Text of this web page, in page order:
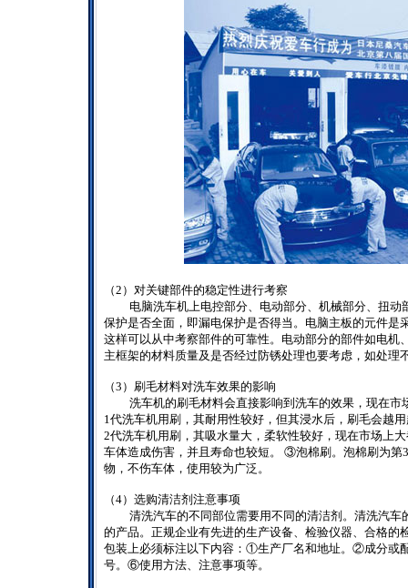
（2 ）对关键部件的稳定性进行考察
电脑洗车机上电控部分、电动部分、机械部分、扭
保护是否全面，即漏电保护是否得当。电脑主板的元件
这样可以从中考察部件的可靠性。电动部分的部件如电
主框架的材料质量及是否经过防锈处理也要考虑，如处理
（3 ）刷毛材料对洗车效果的影响
洗车机的刷毛材料会直接影响到洗车的效果，现在
1代洗车机用刷，其耐用性较好，但其浸水后，刷毛会越
2代洗车机用刷，其吸水量大，柔软性较好，现在市场上
车体造成伤害，并且寿命也较短。
③泡棉刷。泡棉刷为第3
物，不伤车体，使用较为广泛。
（4）选购清洁剂注意事项
清洗汽车的不同部位需要用不同的清洁剂。清洗汽
的产品。正规企业有先进的生产设备、检验仪器、合格
包装上必须标注以下内容：①生产厂名和地址。②成分
号。⑥使用方法、注意事项等。